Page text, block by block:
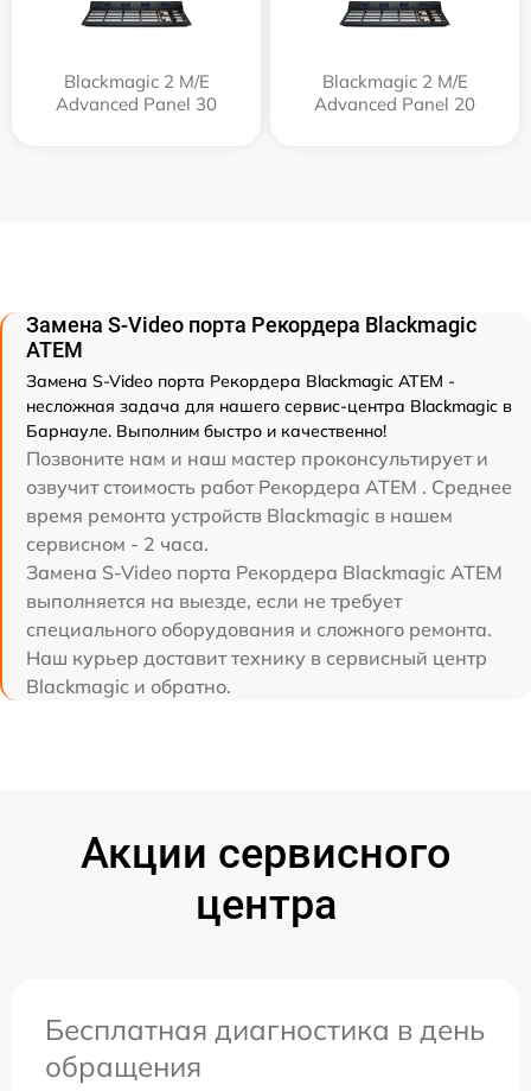
Blackmagic 2 M/E
Advanced Panel 30
Blackmagic 2 M/E
Advanced Panel 20
Замена S-Video порта Рекордера Blackmagic
ATEM
Замена S-Video порта Рекордера Blackmagic ATEM -
несложная задача для нашего сервис-центра Blackmagic в
Барнауле. Выполним быстро и качественно!
Позвоните нам и наш мастер проконсультирует и
озвучит стоимость работ Рекордера ATEM . Среднее
время ремонта устройств Blackmagic в нашем
сервисном - 2 часа.
Замена S-Video порта Рекордера Blackmagic ATEM
выполняется на выезде, если не требует
специального оборудования и сложного ремонта.
Наш курьер доставит технику в сервисный центр
Blackmagic и обратно.
Акции сервисного
центра
Бесплатная диагностика в день
обращения